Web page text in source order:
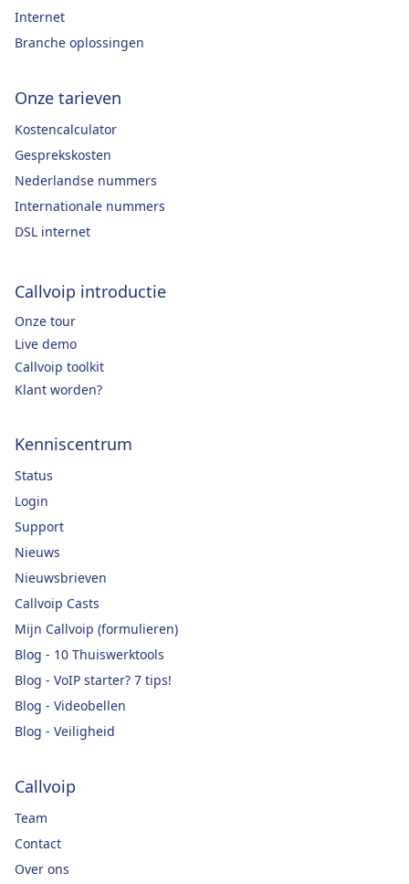
Internet
Branche oplossingen
Onze tarieven
Kostencalculator
Gesprekskosten
Nederlandse nummers
Internationale nummers
DSL internet
Callvoip introductie
Onze tour
Live demo
Callvoip toolkit
Klant worden?
Kenniscentrum
Status
Login
Support
Nieuws
Nieuwsbrieven
Callvoip Casts
Mijn Callvoip (formulieren)
Blog - 10 Thuiswerktools
Blog - VoIP starter? 7 tips!
Blog - Videobellen
Blog - Veiligheid
Callvoip
Team
Contact
Over ons